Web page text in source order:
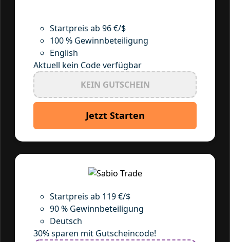
Startpreis ab 96 €/$
100 % Gewinnbeteiligung
English
Aktuell kein Code verfügbar
KEIN GUTSCHEIN
Jetzt Starten
Startpreis ab 119 €/$
90 % Gewinnbeteiligung
Deutsch
30% sparen mit Gutscheincode!